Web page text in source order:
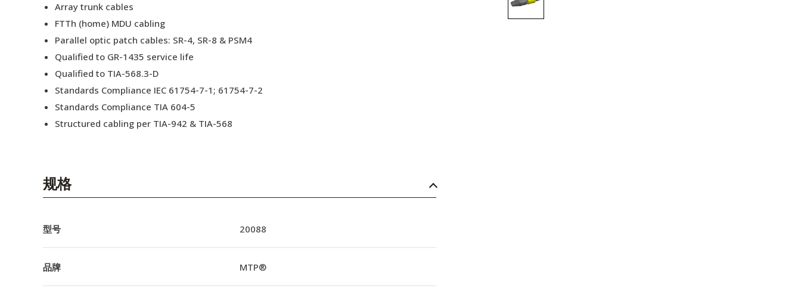
Array trunk cables
FTTh (home) MDU cabling
Parallel optic patch cables: SR-4, SR-8 & PSM4
Qualified to GR-1435 service life
Qualified to TIA-568.3-D
Standards Compliance IEC 61754-7-1; 61754-7-2
Standards Compliance TIA 604-5
Structured cabling per TIA-942 & TIA-568
规格
型号 20088
品牌 MTP®